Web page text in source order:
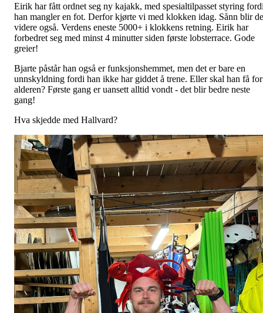
Eirik har fått ordnet seg ny kajakk, med spesialtilpasset styring
han mangler en fot. Derfor kjørte vi med klokken idag. Sånn blir
videre også. Verdens eneste 5000+ i klokkens retning. Eirik har
forbedret seg med minst 4 minutter siden første lobsterrace. Gode
greier!
Bjarte påstår han også er funksjonshemmet, men det er bare en
unnskyldning fordi han ikke har giddet å trene. Eller skal han få for
alderen? Første gang er uansett alltid vondt - det blir bedre neste
gang!
Hva skjedde med Hallvard?